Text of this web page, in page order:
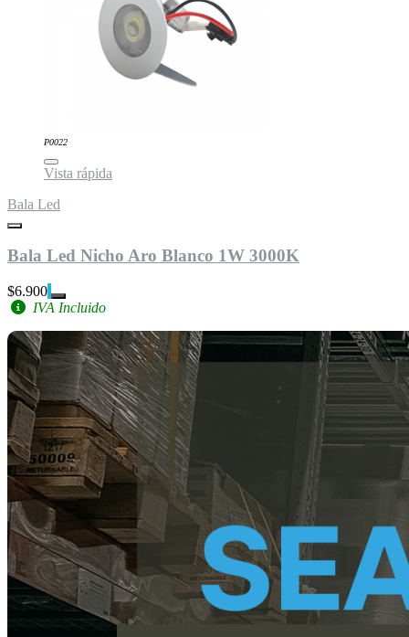
P0022
Vista rápida
Bala Led
Bala Led Nicho Aro Blanco 1W 3000K
$6.900
IVA Incluido